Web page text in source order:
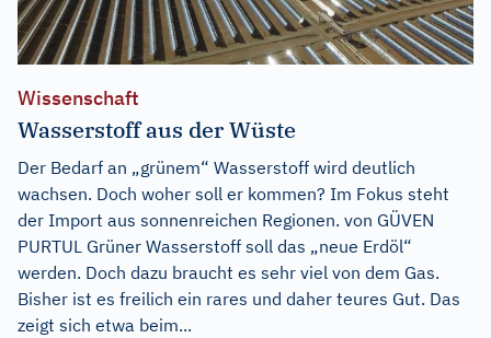
Wissenschaft
Wasserstoff aus der Wüste
Der Bedarf an „grünem“ Wasserstoff wird deutlich
wachsen. Doch woher soll er kommen? Im Fokus steht
der Import aus sonnenreichen Regionen. von GÜVEN
PURTUL Grüner Wasserstoff soll das „neue Erdöl“
werden. Doch dazu braucht es sehr viel von dem Gas.
Bisher ist es freilich ein rares und daher teures Gut. Das
zeigt sich etwa beim...